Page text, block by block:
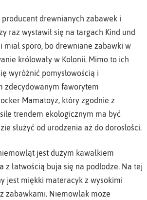
drewnianych zabawek i
raz wystawił się na targach Kind und
miał sporo, bo drewniane zabawki w
królowały w Kolonii. Mimo to ich
wyróżnić pomysłowością i
zdecydowanym faworytem
Mamatoyz, który zgodnie z
trendem ekologicznym ma być
służyć od urodzenia aż do dorosłości.
jest dużym kawałkiem
z łatwością buja się na podłodze. Na tej
jest miękki materacyk z wysokimi
zabawkami. Niemowlak może